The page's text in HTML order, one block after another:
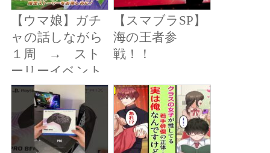
こにいる！？商
談戻ってこ
い！」俺に電話
してきて…【恋
愛マンガ動画】
【ウマ娘】ガチ
ャの話しながら
１周 → スト
ーリーイベント
「下剋上、兵ど
もが鬨の声」読
むぞ
【スマブラSP】
海の王者参
戦！！